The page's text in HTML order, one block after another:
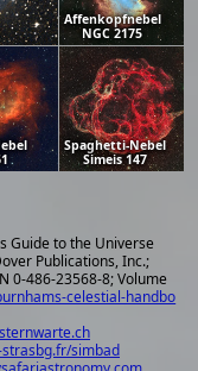
Affenkopfnebel
NGC 2175
Spaghetti-Nebel
Simeis 147
Guide to the Universe
Publications, Inc.;
0-486-23568-8; Volume
celestial-handbo
sternwarte.ch
simbad